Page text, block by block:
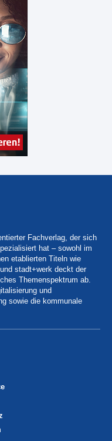
Fachverlag, der sich
hat – sowohl im
etablierten Titeln wie
stadt+werk deckt der
Themenspektrum ab.
und
sowie die kommunale